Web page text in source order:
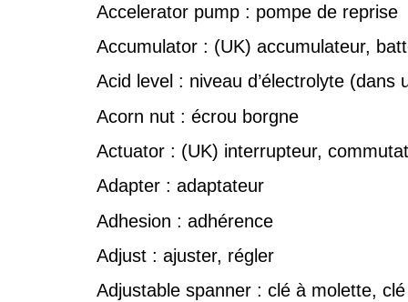
Accelerator pump : pompe de reprise
Accumulator : (UK) accumulateur,
Acid level : niveau d’électrolyte (dans
Acorn nut : écrou borgne
Actuator : (UK) interrupteur,
Adapter : adaptateur
Adhesion : adhérence
Adjust : ajuster, régler
Adjustable spanner : clé à molette,